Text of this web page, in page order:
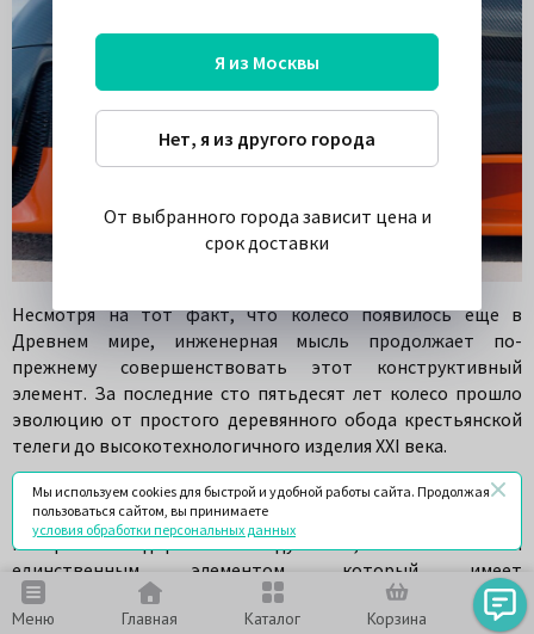
Меню Главная Каталог Корзина Чат
Несмотря на тот факт, что колесо появилось еще в
Древнем мире, инженерная мысль продолжает по-
прежнему совершенствовать этот конструктивный
элемент. За последние сто пятьдесят лет колесо прошло
эволюцию от простого деревянного обода крестьянской
телеги до высокотехнологичного изделия XXI века.
В современных автомобилях шины играют наиболее
важную роль, обеспечивая надежный контакт с
поверхностью дороги. Если задуматься, то шины являются
единственным элементом, который имеет
непосредственное соприкосновение с дорогой и от пятна
контакта зависит устойчивость машины во время
Я из Москвы
Нет, я из другого города
От выбранного города зависит цена и
срок доставки
Мы используем cookies для быстрой и удобной работы сайта. Продолжая
пользоваться сайтом, вы принимаете
условия обработки персональных данных